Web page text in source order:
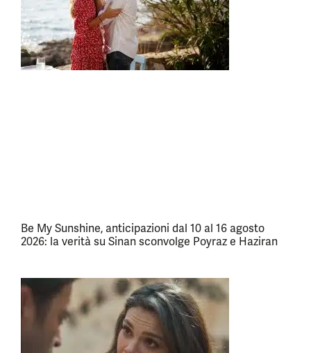
Be My Sunshine, anticipazioni dal 10 al 16 agosto
2026: la verità su Sinan sconvolge Poyraz e Haziran